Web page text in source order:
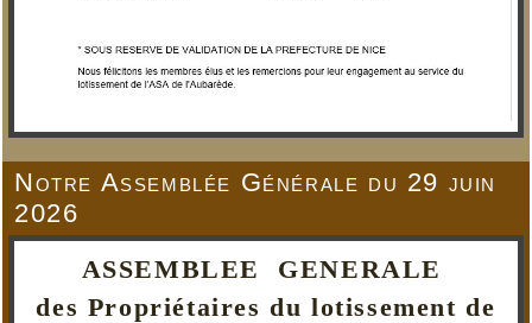
Notre Assemblée Générale du 29 juin
2026
ASSEMBLEE GENERALE
des Propriétaires du lotissement de